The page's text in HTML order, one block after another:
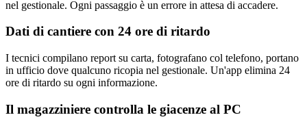
nel gestionale. Ogni passaggio è un errore in attesa di accadere.
Dati di cantiere con 24 ore di ritardo
I tecnici compilano report su carta, fotografano col telefono, portano
in ufficio dove qualcuno ricopia nel gestionale. Un'app elimina 24
ore di ritardo su ogni informazione.
Il magazziniere controlla le giacenze al PC